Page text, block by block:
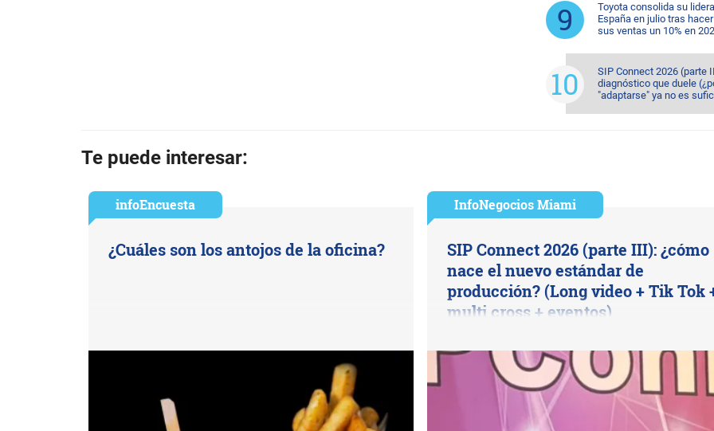
Toyota consolida su
España en julio tras
sus ventas un 10% en
SIP Connect 2026 (parte
diagnóstico que duele
"adaptarse" ya no es
Te puede interesar:
infoEncuesta
¿Cuáles son los antojos de la oficina?
InfoNegocios Miami
SIP Connect 2026 (parte III): ¿cómo
nace el nuevo estándar de
producción? (Long video + Tik Tok
multi cross + eventos)